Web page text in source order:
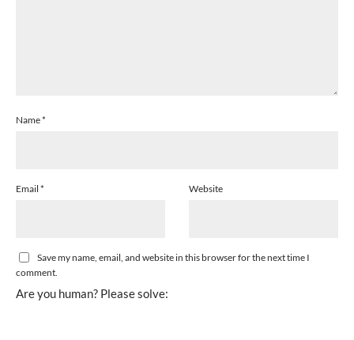
Name*
Email * Website
Save my name, email, and website in this browser for the next time I
comment.
Are you human? Please solve: